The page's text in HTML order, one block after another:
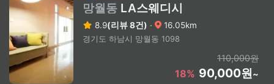
망월동 LA스웨디시
8.9(리뷰 8건) · 16.05km
경기도 하남시 망월동 1098
110,000원
18% 90,000원~